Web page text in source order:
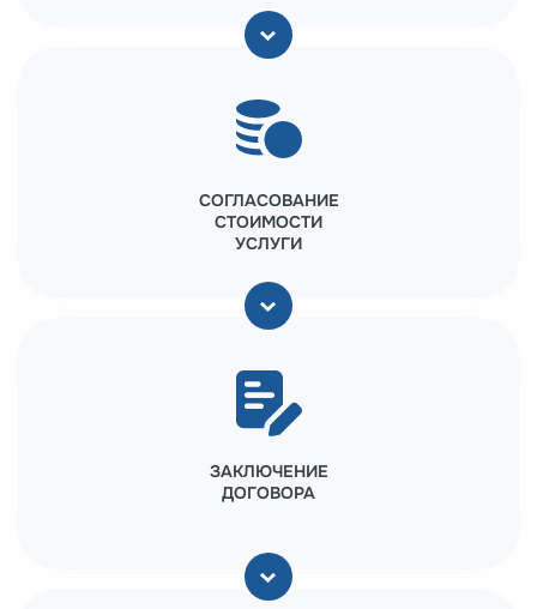
СОГЛАСОВАНИЕ
СТОИМОСТИ
УСЛУГИ
ЗАКЛЮЧЕНИЕ
ДОГОВОРА